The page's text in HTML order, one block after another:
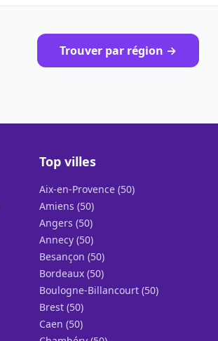
Trouver par région →
Top villes
Aix-en-Provence (50)
Amiens (50)
Angers (50)
Annecy (50)
Besançon (50)
Bordeaux (50)
Boulogne-Billancourt (50)
Brest (50)
Caen (50)